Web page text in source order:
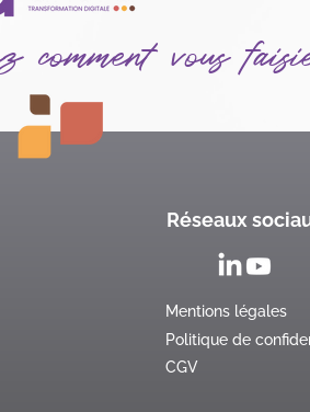
comment vous
Réseaux
Mentions légales
Politique de
CGV